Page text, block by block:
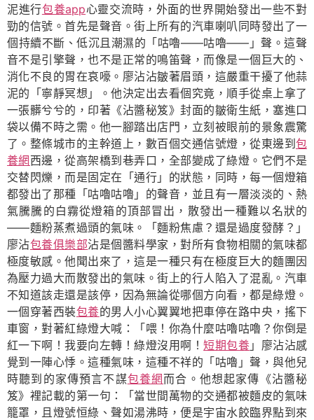
泥進行包養app心靈交流時，外面的世界開始發出一些不對
勁的信號。首先是聲音。街上所有的汽車喇叭同時發出了一
個持續不斷、低沉且潮濕的「咕嚕——咕嚕——」聲。這聲
音不是引擎聲，也不是正常的鳴笛聲，而像是一個巨大的、
消化不良的胃在哀嚎。廖沾沾皺著眉頭，這嚴重干擾了他蒜
泥的「寧靜冥想」。他決定出去看個究竟，順手從桌上拿了
一張髒兮兮的，印著《沾醬秘笈》封面的皺衛生紙，塞進口
袋以備不時之需。他一腳踏出店門，立刻被眼前的景象震驚
了。整條城市的主幹道上，數百個交通信號燈，從東邊到包
養網西邊，從高架橋到巷弄口，全部變成了綠燈。它們不是
交替閃爍，而是固定在「通行」的狀態，同時，每一個燈箱
都發出了那種「咕嚕咕嚕」的聲音，並且有一層淡淡的、熱
氣騰騰的白霧從燈箱的頂部冒出，散發出一種難以名狀的
——麵粉蒸煮過頭的氣味。「麵粉焦慮？還是過度發酵？」
廖沾包養俱樂部沾是個醬料學家，對所有食物相關的氣味都
極度敏感。他聞出來了，這是一種只有在極度巨大的麵團因
為壓力過大而散發出的氣味。街上的行人陷入了混亂。汽車
不知道該走還是該停，因為無論從哪個方向看，都是綠燈。
一個穿著西裝包養的男人小心翼翼地把車停在路中央，搖下
車窗，對著紅綠燈大喊：「喂！你為什麼咕嚕咕嚕？你倒是
紅一下啊！我要向左轉！綠燈沒用啊！短期包養 」廖沾沾感
覺到一陣心悸。這種氣味，這種不祥的「咕嚕」聲，與他兒
時聽到的家傳預言不謀包養網而合。他想起家傳《沾醬秘
笈》裡記載的第一句：「當世間萬物的交通都被麵皮的氣味
籠罩，且燈號恒綠、聲如湯沸時，便是宇宙水餃臨界點到來